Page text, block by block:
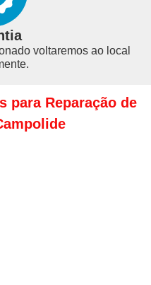
voltaremos ao local
para Reparação de